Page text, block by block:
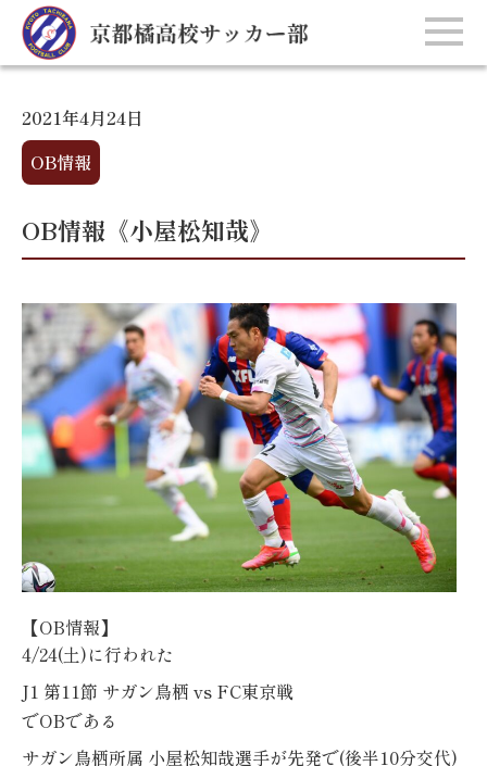
2021年4月24日
OB情報
OB情報《小屋松知哉》
【OB情報】
4/24(土)に行われた
J1 第11節 サガン鳥栖 vs FC東京戦
でOBである
サガン鳥栖所属 小屋松知哉選手が先発で(後半10分交代)